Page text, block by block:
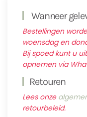
Wanneer
Bestellingen
woensdag en
Bij spoed kunt u
opnemen via
Retouren
Lees onze
retourbeleid.